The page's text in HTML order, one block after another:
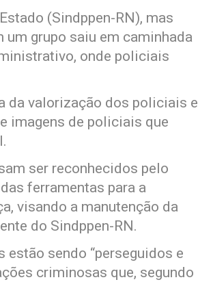
(Sindppen-RN), mas
grupo saiu em caminhada
onde policiais
da valorização dos policiais e
imagens de policiais que
ser reconhecidos pelo
ferramentas para a
visando a manutenção da
do Sindppen-RN.
sendo “perseguidos e
criminosas que, segundo